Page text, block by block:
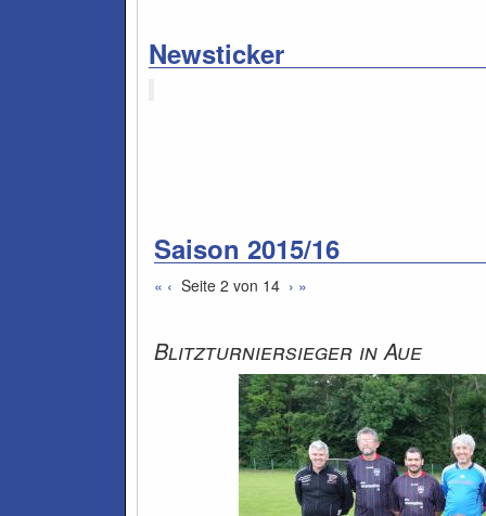
Newsticker
Saison 2015/16
« ‹ Seite 2 von 14 › »
Blitzturniersieger in Aue